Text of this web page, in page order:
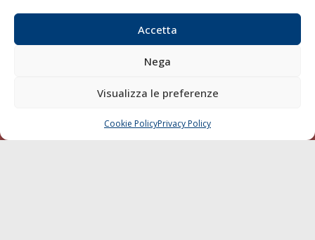
Accetta
Nega
Visualizza le preferenze
Cookie PolicyPrivacy Policy
LINK
Shipping
Porti/Interporti
CHIAMA SCRIVI